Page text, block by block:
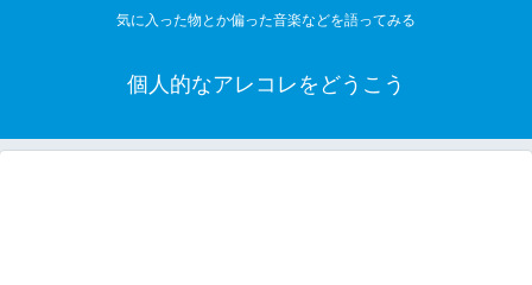
気に入った物とか偏った音楽などを語ってみる
個人的なアレコレをどうこう